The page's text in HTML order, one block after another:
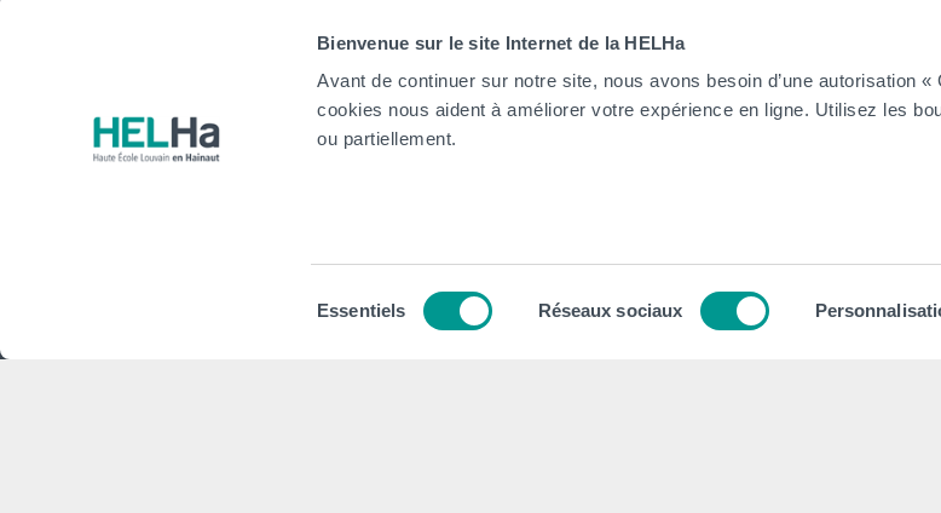
Bienvenue sur le site Internet de la HELHa
Avant de continuer sur notre site, nous avons besoin d’une autorisation
cookies nous aident à améliorer votre expérience en ligne. Utilisez les
ou partiellement.
Essentiels Réseaux sociaux
website
Mouscronet Tournai (Frinoise
Tout voir
Plan stratégique
Conseils, Collège et Organe de Gestion
Nos
Rencontrez-